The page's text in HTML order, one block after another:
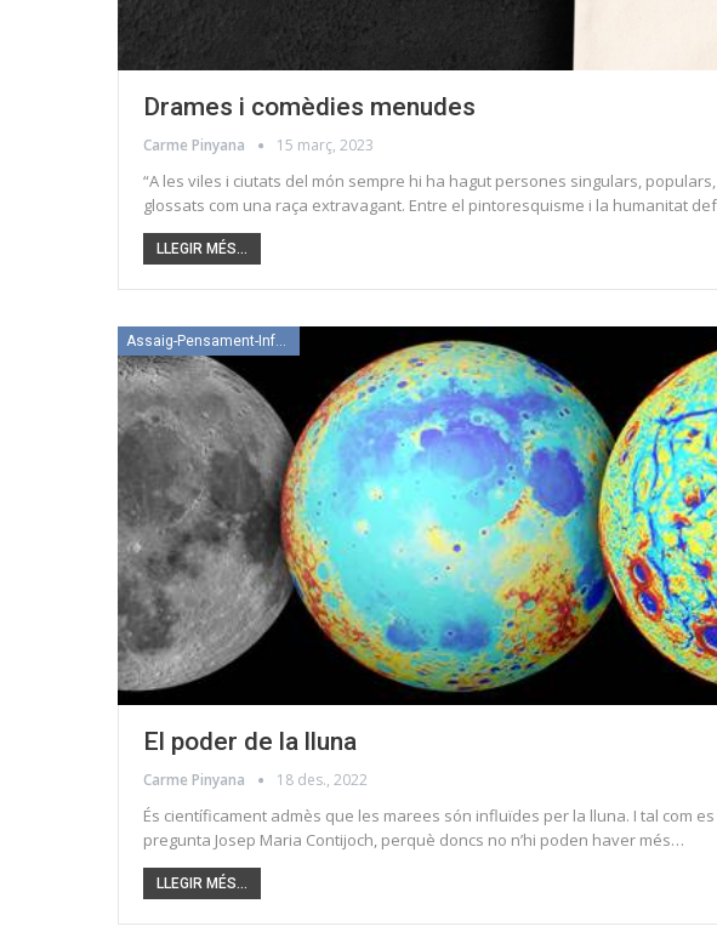
Drames i comèdies menudes
Carme Pinyana 15 març, 2023
“A les viles i ciutats del món sempre hi ha hagut persones singulars,
glossats com una raça extravagant. Entre el pintoresquisme i la humanitat
LLEGIR MÉS...
Assaig-Pensament-Informació
El poder de la lluna
Carme Pinyana 18 des., 2022
És científicament admès que les marees són influïdes per la lluna. I tal com es
pregunta Josep Maria Contijoch, perquè doncs no n’hi poden haver més…
LLEGIR MÉS...